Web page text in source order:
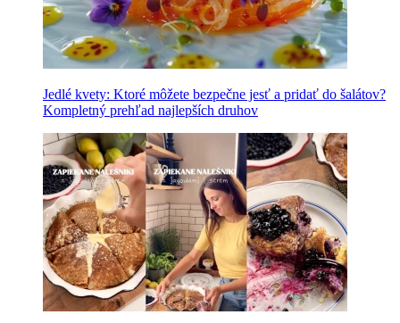
Jedlé kvety: Ktoré môžete bezpečne jesť a pridať do šalátov?
Kompletný prehľad najlepších druhov